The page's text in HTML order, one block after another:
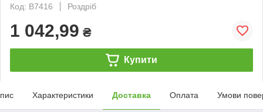
Код: B7416
Роздріб
1 042,99 ₴
Купити
Характеристики Доставка Оплата Умови